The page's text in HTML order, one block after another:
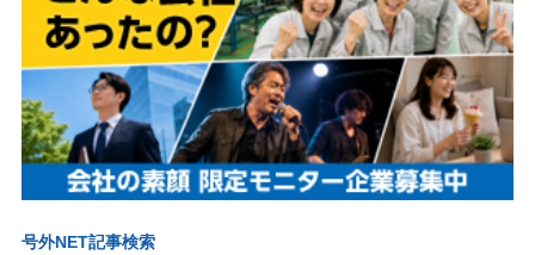
号外NET記事検索